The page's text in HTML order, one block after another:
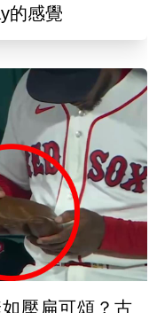
的感覺
壓扁可頌？古